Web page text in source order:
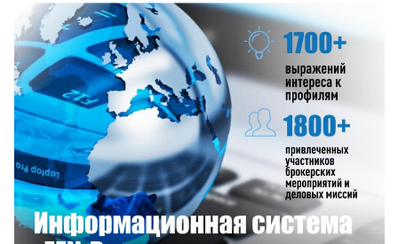
Смотреть проект